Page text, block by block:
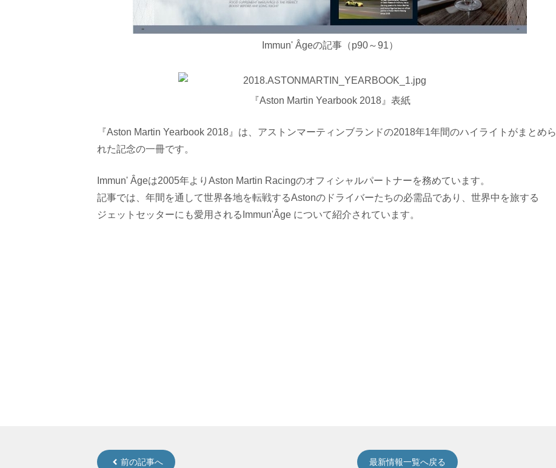
Immun' Âgeの記事（p90～91）
『Aston Martin Yearbook 2018』表紙
『Aston Martin Yearbook 2018』は、アストンマーティンブランドの2018年1年間のハイライトがまとめら
れた記念の一冊です。
Immun' Âgeは2005年よりAston Martin Racingのオフィシャルパートナーを務めています。
記事では、年間を通して世界各地を転戦するAstonのドライバーたちの必需品であり、世界中を旅する
ジェットセッターにも愛用されるImmun'Âge について紹介されています。
前の記事へ 最新情報一覧へ戻る